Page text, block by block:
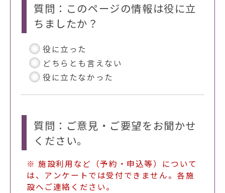
質問：このページの情報は役に立
ちましたか？
役に立った
どちらとも言えない
役に立たなかった
質問：ご意見・ご要望をお聞かせ
ください。
※ 施設利用など（予約・申込等）について
は、アンケートでは受付できません。各施
設へご連絡ください。